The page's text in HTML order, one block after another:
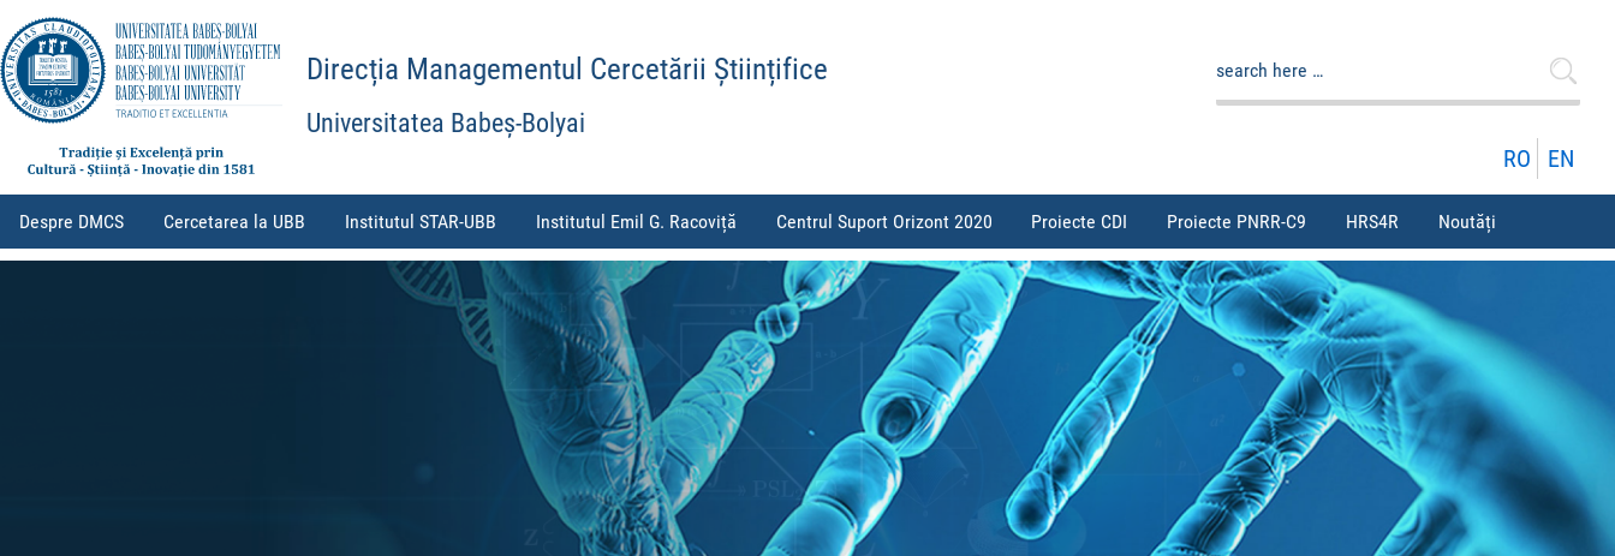
Direcția Managementul Cercetării Științifice
Universitatea Babeș-Bolyai
RO EN
Despre DMCS Cercetarea la UBB Institutul STAR-UBB Institutul Emil G. Racoviță Centrul Suport Orizont 2020 Proiecte CDI Proiecte PNRR-C9 HRS4R Noutăți